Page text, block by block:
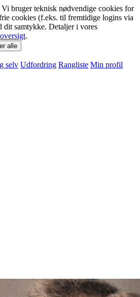
Vi bruger teknisk nødvendige cookies for
cookies (f.eks. til fremtidige logins via
samtykke. Detaljer i vores
.
alle
selv Udfordring Rangliste Min profil